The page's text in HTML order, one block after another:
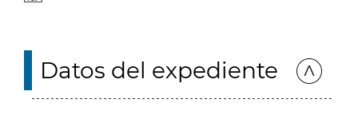
Datos del expediente